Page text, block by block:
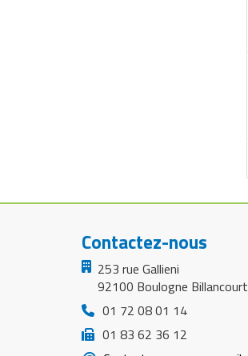
Contactez-nous
253 rue Gallieni
92100 Boulogne Billancourt
01 72 08 01 14
01 83 62 36 12